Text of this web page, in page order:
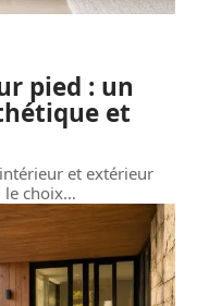
pied : un
et
et extérieur
le choix…